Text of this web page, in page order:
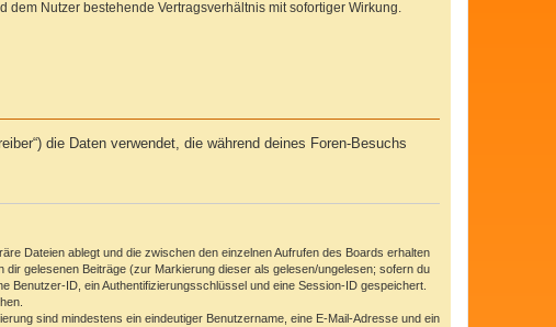
Nutzer bestehende Vertragsverhältnis mit sofortiger Wirkung.
die Daten verwendet, die während deines Foren-Besuchs
Dateien ablegt und die zwischen den einzelnen Aufrufen des Boards erhalten
gelesenen Beiträge (zur Markierung dieser als gelesen/ungelesen; sofern du
Benutzer-ID, ein Authentifizierungsschlüssel und eine Session-ID gespeichert.
sind mindestens ein eindeutiger Benutzername, eine E-Mail-Adresse und ein